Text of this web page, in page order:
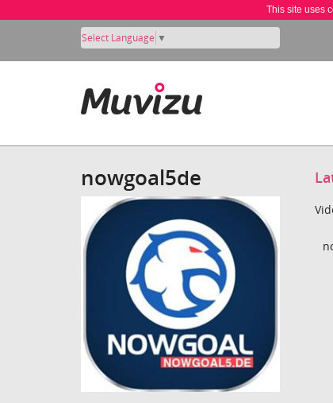
This site uses
Select Language ▼
nowgoal5de